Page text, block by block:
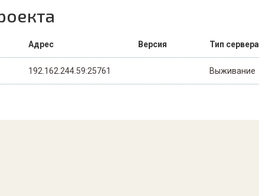
Адрес Версия Тип сервера
192.162.244.59:25761 Выживание